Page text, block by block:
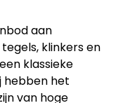
aan
klinkers en
klassieke
hebben het
van hoge